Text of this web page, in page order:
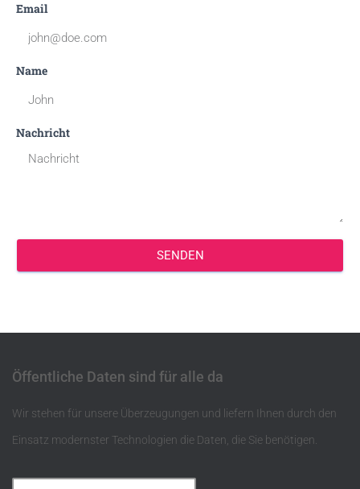
Email
Name
Nachricht
SENDEN
Öffentliche Daten sind für alle da
Wir stehen für unsere Überzeugungen und liefern Ihnen durch den
Einsatz modernster Technologien die Daten, die Sie benötigen.